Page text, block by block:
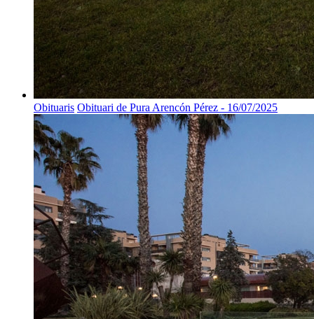
Obituaris Obituari de Pura Arencón Pérez - 16/07/2025